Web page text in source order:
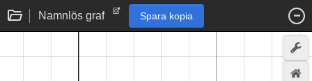
Namnlös graf Spara kopia